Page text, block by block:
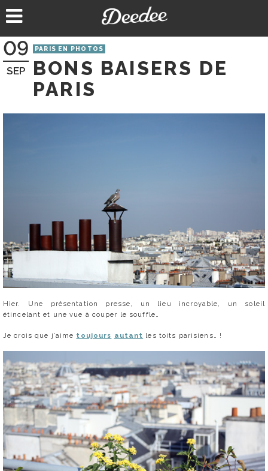
au
09
SEP
PARIS EN PHOTOS
BONS BAISERS DE
PARIS
Hier. Une présentation presse, un lieu incroyable, un soleil
étincelant et une vue à couper le souffle…
Je crois que j’aime toujours autant les toits parisiens… !